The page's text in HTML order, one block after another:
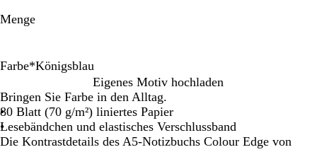
Menge
Farbe*Königsblau
e
l
l
g
c
h
w
a
ö
n
i
g
o
t
Eigenes Motiv hochladen
Bringen Sie Farbe in den Alltag.
80 Blatt (70 g/m²) liniertes Papier
Lesebändchen und elastisches Verschlussband
Die Kontrastdetails des A5-Notizbuchs Colour Edge von